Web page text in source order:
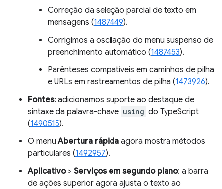
Correção da seleção parcial de texto em
mensagens (1487449).
Corrigimos a oscilação do menu suspenso de
preenchimento automático (1487453).
Parênteses compatíveis em caminhos de pilha
e URLs em rastreamentos de pilha (1473926).
Fontes: adicionamos suporte ao destaque de
sintaxe da palavra-chave using do TypeScript
(1490515).
O menuAbertura rápida agora mostra métodos
particulares (1492957).
Aplicativo> Serviços em segundo plano: a barra
de ações superior agora ajusta o texto ao